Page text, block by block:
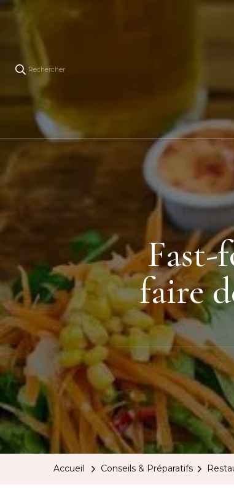
Rechercher
Fast-
faire
Accueil Conseils & Préparatifs